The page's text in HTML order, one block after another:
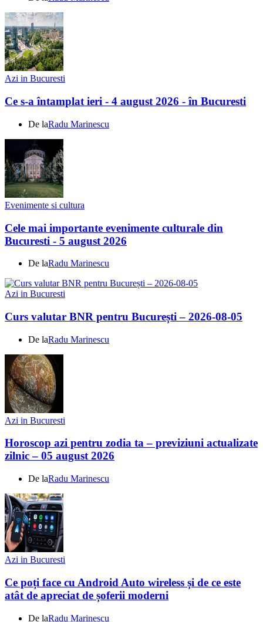
Azi in Bucuresti
Ce s-a întamplat ieri - 4 august 2026 - în Bucuresti
De laRadu Marinescu
Evenimente si cultura
Cele mai importante evenimente culturale din
Bucuresti - 5 august 2026
De laRadu Marinescu
Azi in Bucuresti
Curs valutar BNR pentru București – 2026-08-05
De laRadu Marinescu
Azi in Bucuresti
Horoscop azi pentru zodia ta – previziuni actualizate
zilnic – 05 august 2026
De laRadu Marinescu
Azi in Bucuresti
Ce poți face cu Android Auto wireless și de ce este
atât de apreciat de șoferii moderni
De laRadu Marinescu